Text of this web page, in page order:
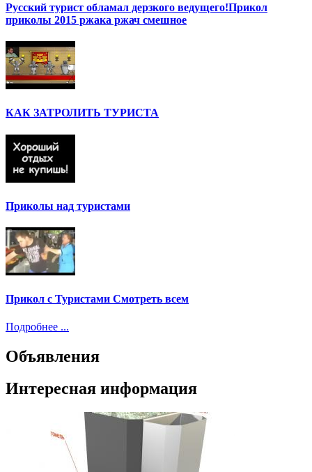
Русский турист обламал дерзкого ведущего!Прикол
приколы 2015 ржака ржач смешное
КАК ЗАТРОЛИТЬ ТУРИСТА
Приколы над туристами
Прикол с Туристами Смотреть всем
Подробнее ...
Объявления
Интересная информация